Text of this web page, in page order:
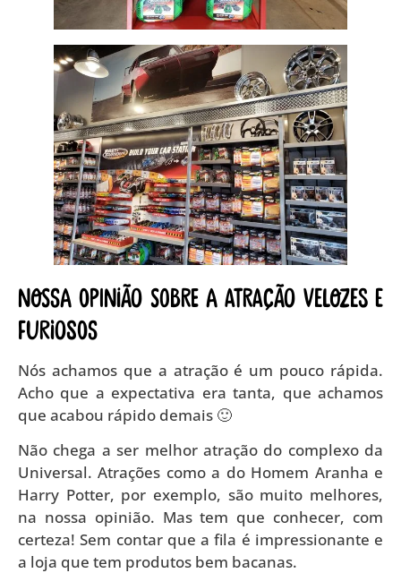
Nossa opinião sobre a atração Velozes e
Furiosos
Nós achamos que a atração é um pouco rápida.
Acho que a expectativa era tanta, que achamos
que acabou rápido demais 🙂
Não chega a ser melhor atração do complexo da
Universal. Atrações como a do Homem Aranha e
Harry Potter, por exemplo, são muito melhores,
na nossa opinião. Mas tem que conhecer, com
certeza! Sem contar que a fila é impressionante e
a loja que tem produtos bem bacanas.